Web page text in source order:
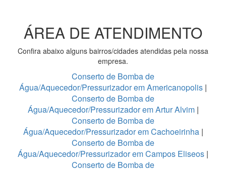
ÁREA DE ATENDIMENTO
Confira abaixo alguns bairros/cidades atendidas pela nossa
empresa.
Conserto de Bomba de
Água/Aquecedor/Pressurizador em Americanopolis |
Conserto de Bomba de
Água/Aquecedor/Pressurizador em Artur Alvim |
Conserto de Bomba de
Água/Aquecedor/Pressurizador em Cachoeirinha|
Conserto de Bomba de
Água/Aquecedor/Pressurizador em Campos Eliseos |
Conserto de Bomba de